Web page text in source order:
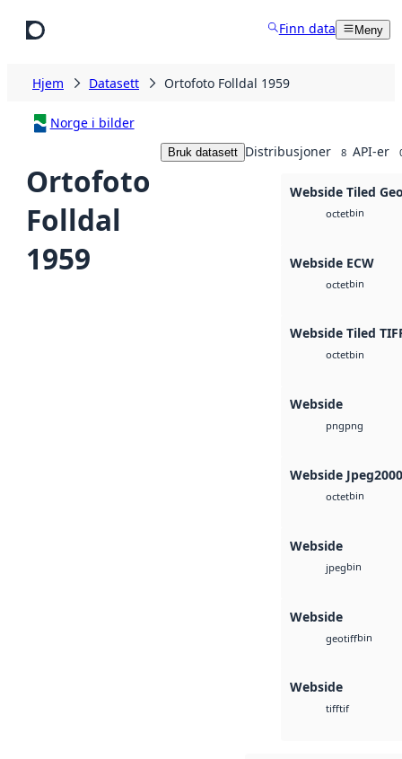
Finn data Meny
Hjem Datasett Ortofoto Folldal 1959
Norge i bilder
Ortofoto
Folldal
1959
Bruk datasett Distribusjoner 8 API-er
Webside Tiled
octetbin
Webside ECW
octetbin
Webside Tiled
octetbin
Webside
pngpng
Webside Jpeg2000
octetbin
Webside
jpegbin
Webside
geotiffbin
Webside
tifftif